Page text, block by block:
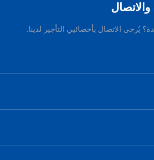
يُرجى الاتصال بأخصائيي التأجير لدينا.